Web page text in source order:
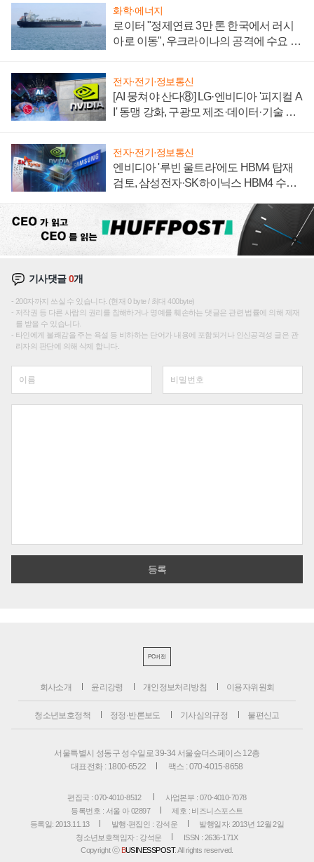
화학·에너지
로이터 "정제연료 3만 톤 한국에서 러시
아로 이동", 우크라이나의 공격에 수요 늘
전자·전기·정보통신
[AI 뭉쳐야 산다⑧] LG·엔비디아 '피지컬 A
I' 동맹 강화, 구광모 제조·데이터·기술 결
전자·전기·정보통신
엔비디아 '루빈 울트라'에도 HBM4 탑재
검토, 삼성전자·SK하이닉스 HBM4 수율
기사댓글0개
200자까지 쓰실 수 있습니다. (현재 0 byte / 최대 400byte)
저작권 등 다른 사람의 권리를 침해하거나 명예를 훼손하는 댓글은 관련 법률에 의해 제재
를 받을 수 있습니다.
타인에게 불쾌감을 주는 욕설 등 비하하는 단어가 내용에 포함되거나 인신공격성 글은 관
리자의 판단에 의해 삭제 합니다.
PC버전
회사소개 윤리강령 개인정보처리방침 이용자위원회
청소년보호정책 정정·반론보도 기사심의규정 불편신고
서울특별시 성동구 성수일로 39-34 서울숲더스페이스 12층
대표전화 : 1800-6522
팩스 : 070-4015-8658
편집국 : 070-4010-8512
사업본부 : 070-4010-7078
등록번호 : 서울 아 02897
제호 : 비즈니스포스트
등록일: 2013.11.13
발행·편집인 : 강석운
발행일자: 2013년 12월 2일
청소년보호책임자 : 강석운
ISSN : 2636-171X
Copyright ⓒ BUSINESSPOST. All rights reserved.